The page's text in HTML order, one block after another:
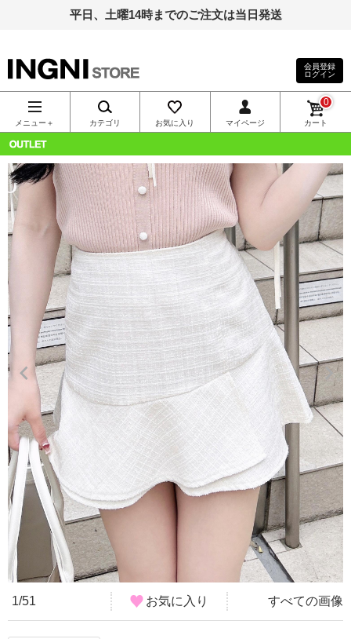
平日、土曜14時までのご注文は当日発送
INGNI（イン
グ）公式通
販｜INGNI
STORE
会員登録
ログイン
メニュー＋ カテゴリ お気に入り マイページ カート
0
OUTLET
1/51 お気に入り すべての画像